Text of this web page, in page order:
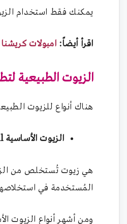
يمكنك فقط استخدام
اقرأ أيضاً: امبولات
الزيوت الطبيعية
هناك أنواع للزيوت
الزيوت الأساسية Essential Oil
هي زيوت تُستخلص من
المُستخدمة في
ومن أشهر أنواع الزيوت